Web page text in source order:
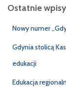
a
Ostatnie wpisy
Nowy numer
Gdynia stolicą
edukacji
Edukacja